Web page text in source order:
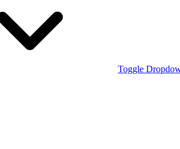
Toggle